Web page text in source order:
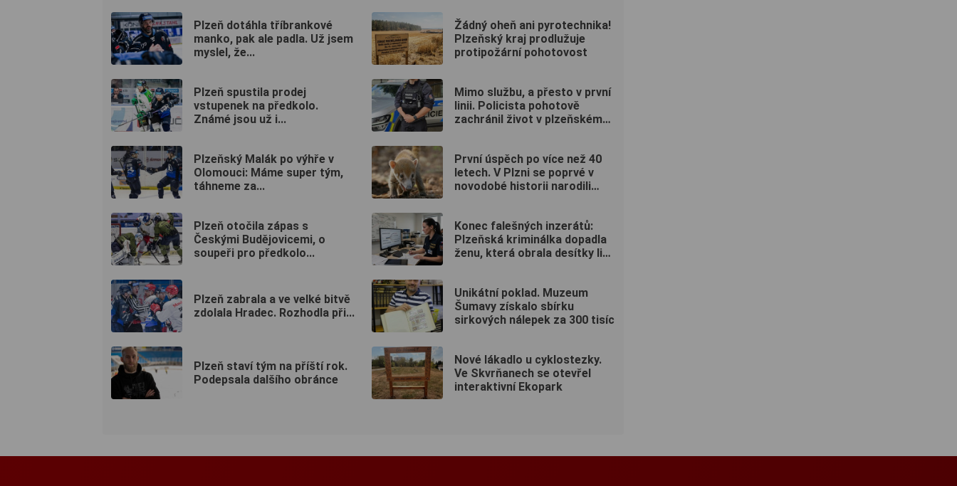
Plzeň dotáhla tříbrankové
manko, pak ale padla. Už jsem
myslel, že...
Plzeň spustila prodej
vstupenek na předkolo.
Známé jsou už i...
Plzeňský Malák po výhře v
Olomouci: Máme super tým,
táhneme za...
Plzeň otočila zápas s
Českými Budějovicemi, o
soupeři pro předkolo...
Plzeň zabrala a ve velké bitvě
zdolala Hradec. Rozhodla při...
Plzeň staví tým na příští rok.
Podepsala dalšího obránce
Žádný oheň ani pyrotechnika!
Plzeňský kraj prodlužuje
protipožární pohotovost
Mimo službu, a přesto v první
linii. Policista pohotově
zachránil život v plzeňském
První úspěch po více než 40
letech. V Plzni se poprvé v
novodobé historii narodili
Konec falešných inzerátů:
Plzeňská kriminálka dopadla
ženu, která obrala desítky lidí
Unikátní poklad. Muzeum
Šumavy získalo sbírku
sirkových nálepek za 300 tisíc
Nové lákadlo u cyklostezky.
Ve Skvrňanech se otevřel
interaktivní Ekopark